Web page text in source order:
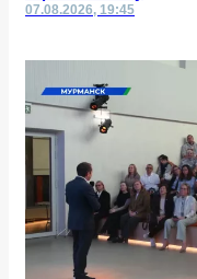
07.08.2026, 19:45